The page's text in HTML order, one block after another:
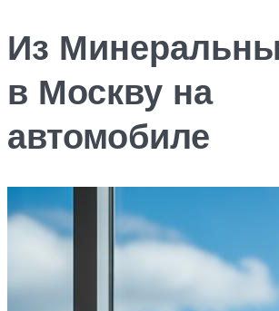
Из
в Москву на
автомобиле